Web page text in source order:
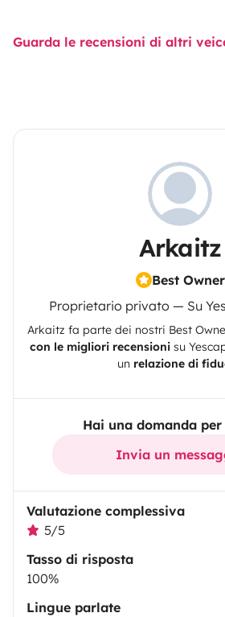
Guarda le recensioni di altri
Arkaitz
Best Owner
Proprietario privato — Su
Arkaitz fa parte dei nostri Best
con le migliori recensionisu
un relazione di
Hai una domanda
Invia un
Valutazione complessiva
5/5
Tasso di risposta
100%
Lingue parlate